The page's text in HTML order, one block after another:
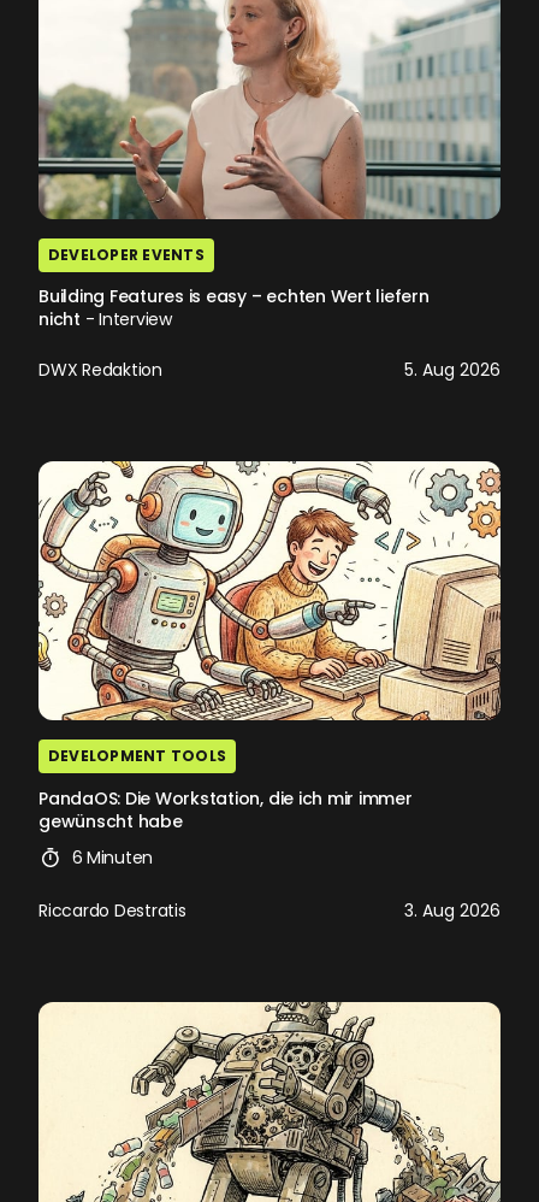
DEVELOPER EVENTS
Building Features is easy – echten Wert liefern
nicht - Interview
DWX Redaktion 5. Aug 2026
DEVELOPMENT TOOLS
PandaOS: Die Workstation, die ich mir immer
gewünscht habe
6 Minuten
Riccardo Destratis 3. Aug 2026